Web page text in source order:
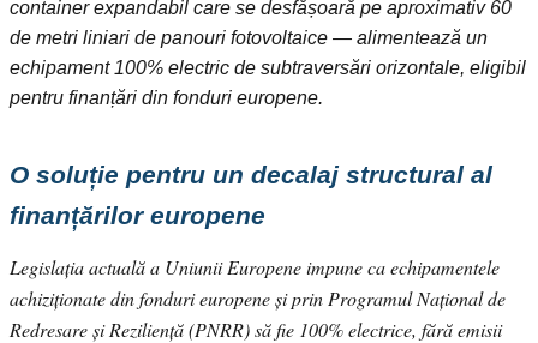
container expandabil care se desfășoară pe aproximativ 60
de metri liniari de panouri fotovoltaice — alimentează un
echipament 100% electric de subtraversări orizontale, eligibil
pentru finanțări din fonduri europene.
O soluție pentru un decalaj structural al
finanțărilor europene
Legislația actuală a Uniunii Europene impune ca echipamentele
achiziționate din fonduri europene și prin Programul Național de
Redresare și Reziliență (PNRR) să fie 100% electrice, fără emisii